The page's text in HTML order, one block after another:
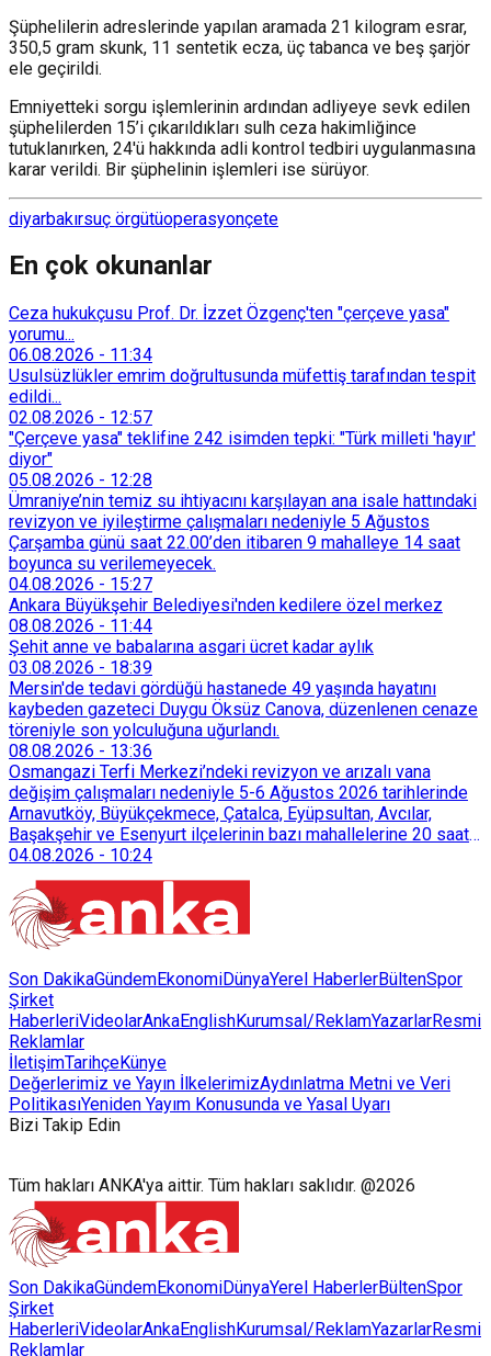
Şüphelilerin adreslerinde yapılan aramada 21 kilogram esrar,
⁠350,5 gram skunk, ⁠11 sentetik ecza, üç tabanca ve beş şarjör
ele geçirildi.
Emniyetteki sorgu işlemlerinin ardından adliyeye sevk edilen
şüphelilerden 15’i çıkarıldıkları sulh ceza hakimliğince
tutuklanırken, 24'ü hakkında adli kontrol tedbiri uygulanmasına
karar verildi. Bir şüphelinin işlemleri ise sürüyor.
diyarbakırsuç örgütüoperasyonçete
En çok okunanlar
Ceza hukukçusu Prof. Dr. İzzet Özgenç'ten "çerçeve yasa"
yorumu...
06.08.2026 - 11:34
Usulsüzlükler emrim doğrultusunda müfettiş tarafından tespit
edildi...
02.08.2026 - 12:57
"Çerçeve yasa" teklifine 242 isimden tepki: "Türk milleti 'hayır'
diyor"
05.08.2026 - 12:28
Ümraniye’nin temiz su ihtiyacını karşılayan ana isale hattındaki
revizyon ve iyileştirme çalışmaları nedeniyle 5 Ağustos
Çarşamba günü saat 22.00’den itibaren 9 mahalleye 14 saat
boyunca su verilemeyecek.
04.08.2026 - 15:27
Ankara Büyükşehir Belediyesi'nden kedilere özel merkez
08.08.2026 - 11:44
Şehit anne ve babalarına asgari ücret kadar aylık
03.08.2026 - 18:39
Mersin'de tedavi gördüğü hastanede 49 yaşında hayatını
kaybeden gazeteci Duygu Öksüz Canova, düzenlenen cenaze
töreniyle son yolculuğuna uğurlandı.
08.08.2026 - 13:36
Osmangazi Terfi Merkezi’ndeki revizyon ve arızalı vana
değişim çalışmaları nedeniyle 5-6 Ağustos 2026 tarihlerinde
Arnavutköy, Büyükçekmece, Çatalca, Eyüpsultan, Avcılar,
Başakşehir ve Esenyurt ilçelerinin bazı mahallelerine 20 saat
süreyle su verilemeyecek.
04.08.2026 - 10:24
Son DakikaGündemEkonomiDünyaYerel HaberlerBültenSpor
Şirket
HaberleriVideolarAnkaEnglishKurumsal/ReklamYazarlarResmi
Reklamlar
İletişimTarihçeKünye
Değerlerimiz ve Yayın İlkelerimizAydınlatma Metni ve Veri
PolitikasıYeniden Yayım Konusunda ve Yasal Uyarı
Bizi Takip Edin
Tüm hakları ANKA'ya aittir. Tüm hakları saklıdır. @2026
Son DakikaGündemEkonomiDünyaYerel HaberlerBültenSpor
Şirket
HaberleriVideolarAnkaEnglishKurumsal/ReklamYazarlarResmi
Reklamlar